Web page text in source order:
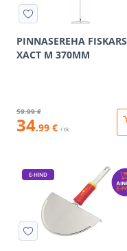
PINNASEREHA FISKARS
XACT M 370MM
59.99 €
34.99 € / tk
E-HIND